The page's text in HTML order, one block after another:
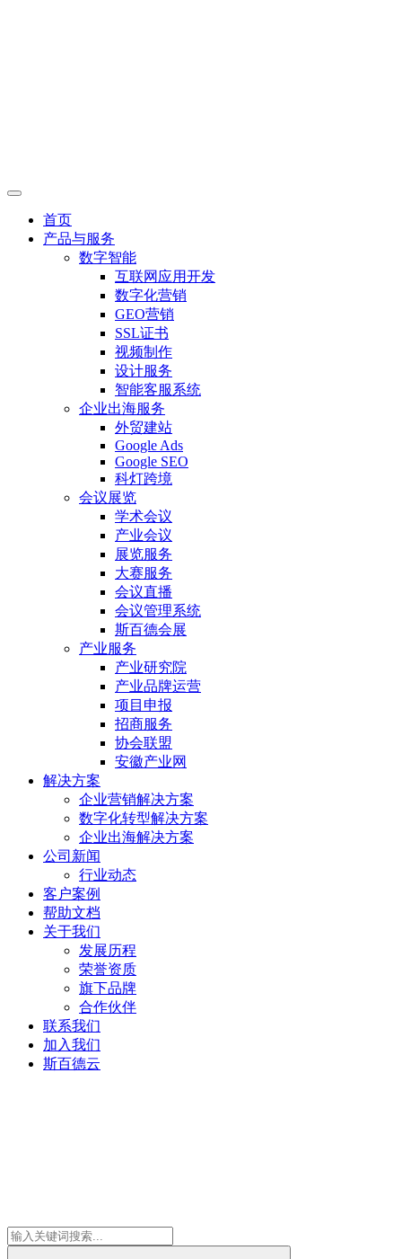
首页
产品与服务
数字智能
互联网应用开发
数字化营销
GEO营销
SSL证书
视频制作
设计服务
智能客服系统
企业出海服务
外贸建站
Google Ads
Google SEO
科灯跨境
会议展览
学术会议
产业会议
展览服务
大赛服务
会议直播
会议管理系统
斯百德会展
产业服务
产业研究院
产业品牌运营
项目申报
招商服务
协会联盟
安徽产业网
解决方案
企业营销解决方案
数字化转型解决方案
企业出海解决方案
公司新闻
行业动态
客户案例
帮助文档
关于我们
发展历程
荣誉资质
旗下品牌
合作伙伴
联系我们
加入我们
斯百德云